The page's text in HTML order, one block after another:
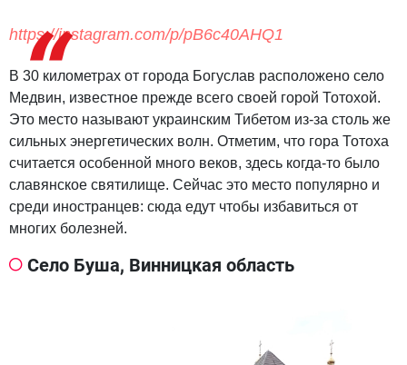
https://instagram.com/p/pB6c40AHQ1
В 30 километрах от города Богуслав расположено село
Медвин, известное прежде всего своей горой Тотохой.
Это место называют украинским Тибетом из-за столь же
сильных энергетических волн. Отметим, что гора Тотоха
считается особенной много веков, здесь когда-то было
славянское святилище. Сейчас это место популярно и
среди иностранцев: сюда едут чтобы избавиться от
многих болезней.
Село Буша, Винницкая область